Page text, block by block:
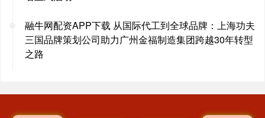
融牛网配资APP下载 从国际代工到全球品牌：上海功夫
三国品牌策划公司助力广州金福制造集团跨越30年转型
之路